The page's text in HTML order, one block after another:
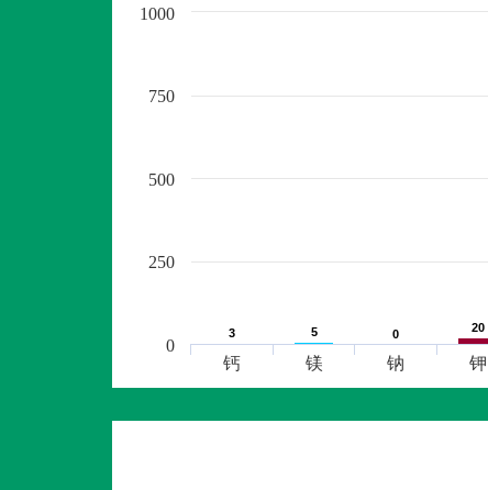
3
3 5
5 0
0 20
20
钙 镁 钠 钾
0
250
500
750
1000